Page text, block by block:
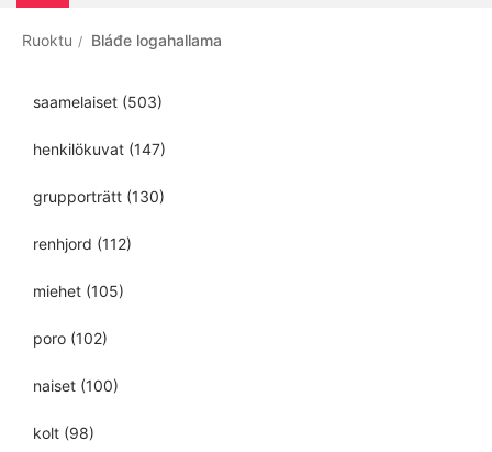
Ruoktu Bláđe logahallama
saamelaiset (503)
henkilökuvat (147)
grupporträtt (130)
renhjord (112)
miehet (105)
poro (102)
naiset (100)
kolt (98)